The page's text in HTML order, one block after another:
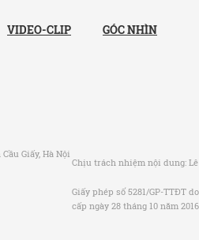
VIDEO-CLIP GÓC NHÌN
Giấy, Hà Nội
Chịu trách nhiệm nội dung:
Giấy phép số 5281/GP-TTĐT
cấp ngày 28 tháng 10 năm